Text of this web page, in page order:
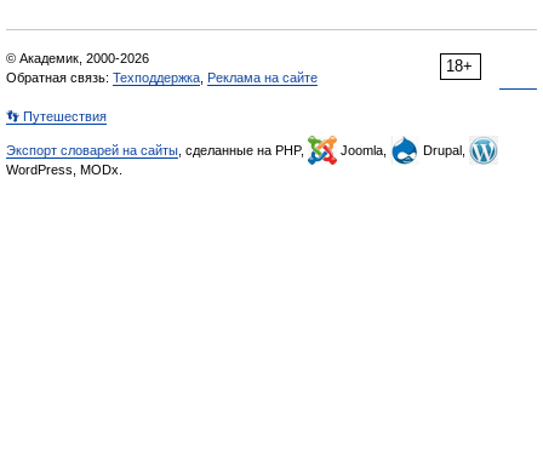
18+
© Академик, 2000-2026
Обратная связь: Техподдержка Реклама на сайте
👣 Путешествия
Экспорт словарей на сайты , сделанные на PHP, Joomla,
Drupal,
WordPress, MODx.